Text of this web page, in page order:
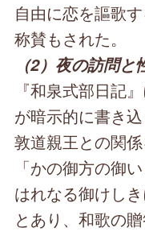
自由に恋を謳歌
称賛もされた。
（2）夜の訪問と
『和泉式部日記
が暗示的に書き
敦道親王との関係
「かの御方の御
はれなる御けし
とあり、和歌の